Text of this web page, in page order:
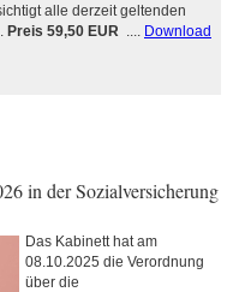
alle derzeit geltenden
Preis 59,50 EUR .... Download
in der Sozialversicherung
Das Kabinett hat am
08.10.2025 die Verordnung
über die